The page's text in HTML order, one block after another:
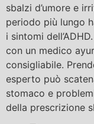
sbalzi d’umore e
periodo più lungo
i sintomi
con un medico
consigliabile.
esperto può
stomaco e
della prescrizione